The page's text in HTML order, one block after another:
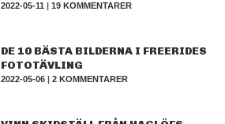
2022-05-11 |19 KOMMENTARER
DE 10 BÄSTA BILDERNA I FREERIDES
FOTOTÄVLING
2022-05-06 |2 KOMMENTARER